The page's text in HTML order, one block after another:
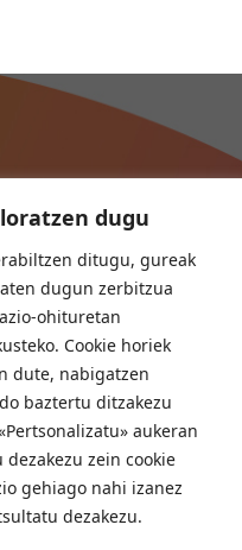
dugu
ditugu, gureak
dugun zerbitzua
ohituretan
Cookie horiek
dute, nabigatzen
baztertu ditzakezu
aukeran
zein cookie
gehiago nahi izanez
dezakezu.